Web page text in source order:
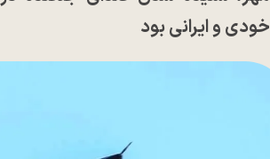
خودی و ایرانی بود